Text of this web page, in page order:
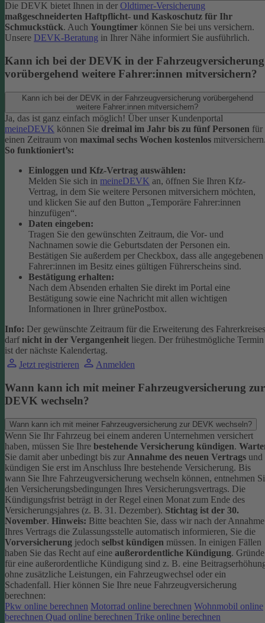
Die DEVK bietet Ihnen in der Oldtimer-Versicherung
maßgeschneiderten Haftpflicht- und Kaskoschutz für Ihr
Schmuckstück. Auch Youngtimer können Sie bei uns versichern.
Unsere DEVK-Beratung in Ihrer Nähe informiert Sie ausführlich.
Kann ich bei der DEVK in der Fahrzeugversicherung
vorübergehend weitere Fahrer:innen mitversichern?
Kann ich bei der DEVK in der Fahrzeugversicherung vorübergehend
weitere Fahrer:innen mitversichern?
Ja, das ist ganz einfach möglich! Über unser Kundenportal
meineDEVK können Sie dreimal im Jahr bis zu fünf Personen für
einen Zeitraum von maximal sechs Wochen kostenlos
So funktioniert’s:
Einloggen und Kfz-Vertrag auswählen:
Melden Sie sich in meineDEVK an, öffnen Sie Ihren Kfz-
Vertrag, in dem Sie weitere Personen mitversichern möchten,
und klicken Sie auf den Button „Temporäre Fahrer:innen
hinzufügen“.
Daten eingeben:
Tragen Sie den gewünschten Zeitraum, die Vor- und
Nachnamen sowie die Geburtsdaten der Personen ein.
Bestätigen Sie außerdem per Checkbox, dass alle angegebenen
Fahrer:innen im Besitz eines gültigen Führerscheins sind.
Bestätigung erhalten:
Nach dem Absenden erhalten Sie direkt im Portal eine
Bestätigung sowie eine Nachricht mit allen wichtigen
Informationen in Ihrer grünePostbox.
Info: Der gewünschte Zeitraum für die Erweiterung des Fahrerkreises
darf nicht in der Vergangenheit liegen. Der frühestmögliche Termin
ist der nächste Kalendertag.
Jetzt registrieren
Anmelden
Wann kann ich mit meiner Fahrzeugversicherung zur
DEVK wechseln?
Wann kann ich mit meiner Fahrzeugversicherung zur DEVK wechseln?
Wenn Sie Ihr Fahrzeug bei einem anderen Unternehmen versichert
haben, müssen Sie Ihre bestehende Versicherung kündigen.
Sie damit aber unbedingt bis zur Annahme des neuen Vertrags und
kündigen Sie erst im Anschluss Ihre bestehende Versicherung. Bis
wann Sie Ihre Fahrzeugversicherung wechseln können, entnehmen
den Versicherungsbedingungen Ihres Versicherungsvertrags. Die
Kündigungsfrist beträgt in der Regel einen Monat zum Ende des
Versicherungsjahres (z. B. 31. Dezember). Stichtag ist der 30.
November. Hinweis: Bitte beachten Sie, dass wir nach der Annahme
Ihres Vertrags die Zulassungsstelle automatisch informieren, Sie die
Vorversicherung jedoch selbst kündigen müssen. In einigen Fällen
haben Sie das Recht auf eine außerordentliche Kündigung. Gründe
für eine außerordentliche Kündigung sind z. B. eine
ohne zusätzliche Leistungen, ein Fahrzeugwechsel oder ein
Schadenfall. Hier können Sie Ihre neue Fahrzeugversicherung
berechnen:
Pkw online berechnen Motorrad online berechnen Wohnmobil online
berechnen Quad online berechnen Trike online berechnen